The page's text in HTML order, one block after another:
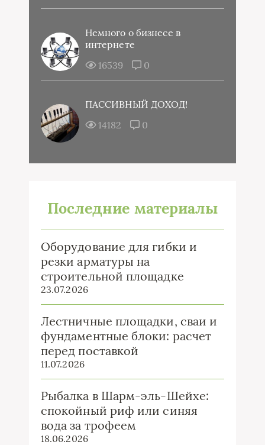
Немного о бизнесе в
интернете
16539
0
ПАССИВНЫЙ ДОХОД!
14182
0
Последние материалы
Оборудование для гибки и
резки арматуры на
строительной площадке
23.07.2026
Лестничные площадки, сваи и
фундаментные блоки: расчет
перед поставкой
11.07.2026
Рыбалка в Шарм-эль-Шейхе:
спокойный риф или синяя
вода за трофеем
18.06.2026